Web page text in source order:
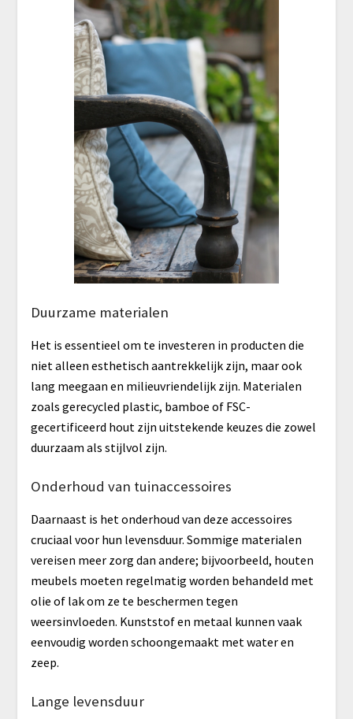
Duurzame materialen
Het is essentieel om te investeren in producten die
niet alleen esthetisch aantrekkelijk zijn, maar ook
lang meegaan en milieuvriendelijk zijn. Materialen
zoals gerecycled plastic, bamboe of FSC-
gecertificeerd hout zijn uitstekende keuzes die zowel
duurzaam als stijlvol zijn.
Onderhoud van tuinaccessoires
Daarnaast is het onderhoud van deze accessoires
cruciaal voor hun levensduur. Sommige materialen
vereisen meer zorg dan andere; bijvoorbeeld, houten
meubels moeten regelmatig worden behandeld met
olie of lak om ze te beschermen tegen
weersinvloeden. Kunststof en metaal kunnen vaak
eenvoudig worden schoongemaakt met water en
zeep.
Lange levensduur